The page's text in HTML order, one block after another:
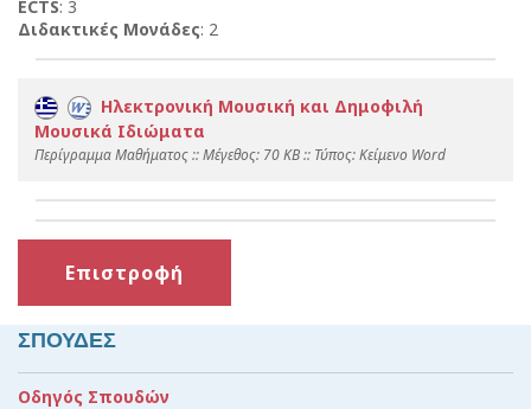
ECTS: 3
Διδακτικές Μονάδες: 2
Ηλεκτρονική Μουσική και Δημοφιλή
Μουσικά Ιδιώματα
Περίγραμμα Μαθήματος :: Mέγεθος: 70 KB :: Τύπος: Kείμενο Word
Επιστροφή
ΣΠΟΥΔΕΣ
Οδηγός Σπουδών